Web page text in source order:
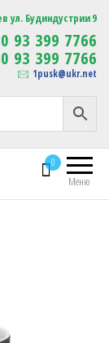
Изготовление
продукции
с логотипом
ул. Будиндустрии 9
93 399 7766
93 399 7766
1pusk@ukr.net
Меню
0